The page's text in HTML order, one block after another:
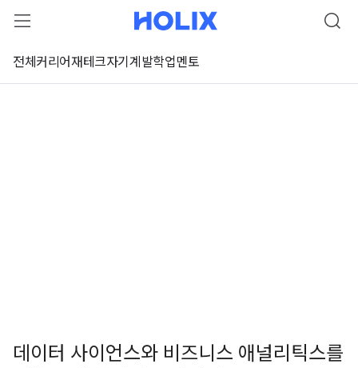
전체 커리어재테크자기계발학업멘토
좌 미리보기
데이터 사이언스와 비즈니스 애널리틱스를